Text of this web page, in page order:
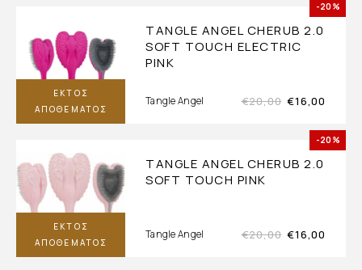
-20%
ΕΚΤΌΣ
ΑΠΟΘΈΜΑΤΟΣ
TANGLE ANGEL CHERUB 2.0
SOFT TOUCH ELECTRIC
PINK
Tangle Angel €20,00 €16,00
-20%
ΕΚΤΌΣ
ΑΠΟΘΈΜΑΤΟΣ
TANGLE ANGEL CHERUB 2.0
SOFT TOUCH PINK
Tangle Angel €20,00 €16,00